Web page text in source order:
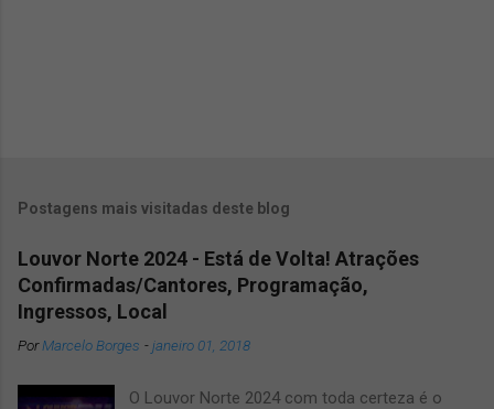
t
r
u
m
c
o
e
Postagens mais visitadas deste blog
Louvor Norte 2024 - Está de Volta! Atrações
Confirmadas/Cantores, Programação,
Ingressos, Local
PorMarcelo Borges -janeiro 01, 2018
O Louvor Norte 2024 com toda certeza é o